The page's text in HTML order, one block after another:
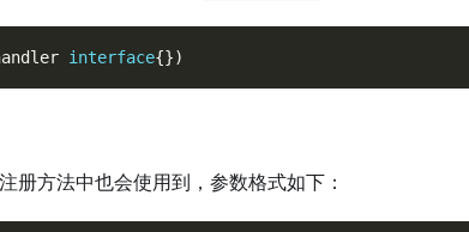
interface{})
册方法中也会使用到，参数格式如下：